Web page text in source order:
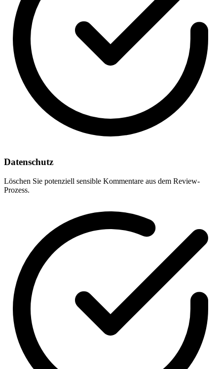
Datenschutz
Löschen Sie potenziell sensible Kommentare aus dem Review-
Prozess.